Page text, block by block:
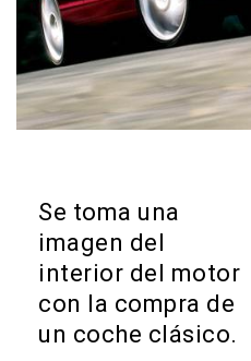
Se toma una
imagen del
interior del motor
con la compra de
un coche clásico.